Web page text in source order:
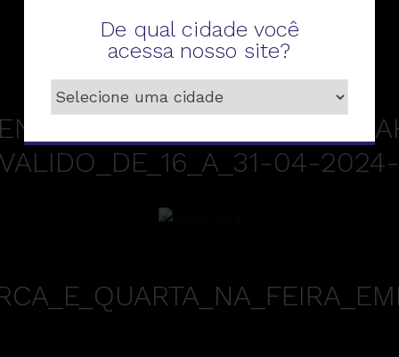
04-
De qual cidade você
acessa nosso site?